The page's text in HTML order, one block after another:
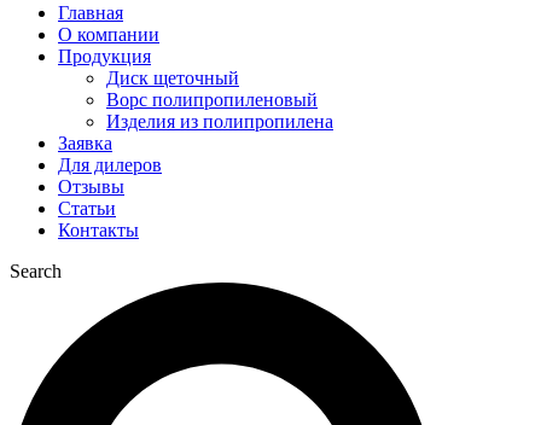
Главная
О компании
Продукция
Диск щеточный
Ворс полипропиленовый
Изделия из полипропилена
Заявка
Для дилеров
Отзывы
Статьи
Контакты
Search